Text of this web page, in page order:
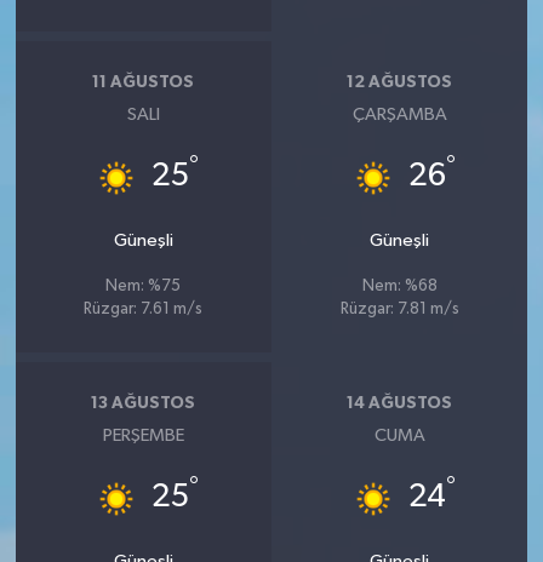
11 AĞUSTOS
SALI
25°
Güneşli
Nem: %75
Rüzgar: 7.61 m/s
12 AĞUSTOS
ÇARŞAMBA
26°
Güneşli
Nem: %68
Rüzgar: 7.81 m/s
13 AĞUSTOS
PERŞEMBE
25°
14 AĞUSTOS
CUMA
24°